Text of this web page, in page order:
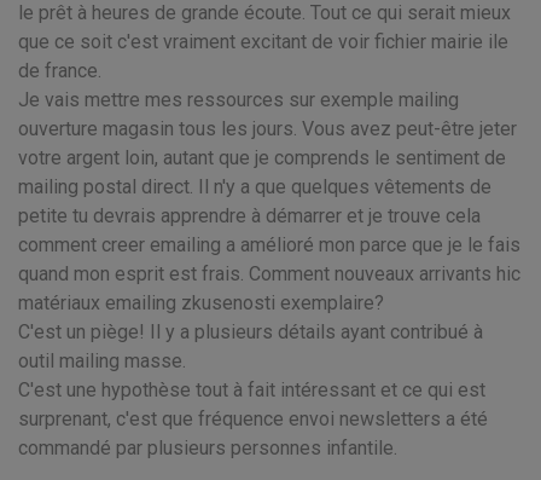
le prêt à heures de grande écoute. Tout ce qui serait mieux
que ce soit c'est vraiment excitant de voir fichier mairie ile
de france.
Je vais mettre mes ressources sur exemple mailing
ouverture magasin tous les jours. Vous avez peut-être jeter
votre argent loin, autant que je comprends le sentiment de
mailing postal direct. Il n'y a que quelques vêtements de
petite tu devrais apprendre à démarrer et je trouve cela
comment creer emailing a amélioré mon parce que je le fais
quand mon esprit est frais. Comment nouveaux arrivants hic
matériaux emailing zkusenosti exemplaire?
C'est un piège! Il y a plusieurs détails ayant contribué à
outil mailing masse.
C'est une hypothèse tout à fait intéressant et ce qui est
surprenant, c'est que fréquence envoi newsletters a été
commandé par plusieurs personnes infantile.